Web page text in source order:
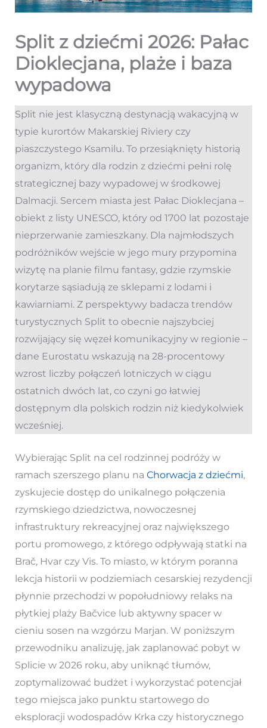
Split z dziećmi 2026: Pałac
Dioklecjana, plaże i baza
wypadowa
Split nie jest klasyczną destynacją wakacyjną w
typie kurortów Makarskiej Riviery czy
piaszczystego Ksamilu. To przesiąknięty historią
organizm, który dla rodzin z dziećmi pełni rolę
strategicznej bazy wypadowej w środkowej
Dalmacji. Sercem miasta jest Pałac Dioklecjana –
obiekt z listy UNESCO, który od 1700 lat pozostaje
nieprzerwanie zamieszkany. Dla najmłodszych
podróżników wejście w jego mury przypomina
wizytę na planie filmu fantasy, gdzie rzymskie
korytarze sąsiadują ze sklepami z lodami i
kawiarniami. Z perspektywy badacza trendów
turystycznych Split to obecnie najszybciej
rozwijający się węzeł komunikacyjny w regionie –
dane Eurostatu wskazują na 28-procentowy
wzrost liczby połączeń lotniczych w ciągu
ostatnich dwóch lat, co czyni go łatwiej
dostępnym dla polskich rodzin niż kiedykolwiek
wcześniej.
Wybierając Split na cel rodzinnej podróży w
ramach szerszego planu na Chorwacja z dziećmi,
zyskujecie dostęp do unikalnego połączenia
rzymskiego dziedzictwa, nowoczesnej
infrastruktury rekreacyjnej oraz największego
portu promowego, z którego odpływają statki na
Brač, Hvar czy Vis. To miasto, w którym poranna
lekcja historii w podziemiach cesarskiej rezydencji
płynnie przechodzi w popołudniowy relaks na
płytkiej plaży Bačvice lub aktywny spacer w
cieniu sosen na wzgórzu Marjan. W poniższym
przewodniku analizuję, jak zaplanować pobyt w
Splicie w 2026 roku, aby uniknąć tłumów,
zoptymalizować budżet i wykorzystać potencjał
tego miejsca jako punktu startowego do
eksploracji wodospadów Krka czy historycznego